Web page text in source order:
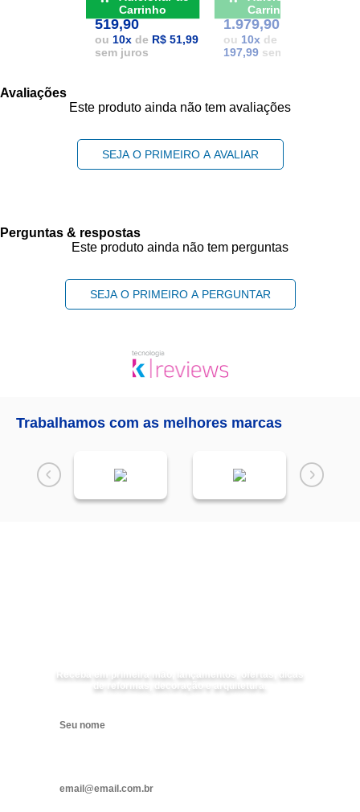
POR: R$
519,90
ou 10xde R$ 51,99
sem juros
Carrinho
POR: R$
1.979,90
ou 10x de
197,99sem juros
Carrinho
Avaliações
Este produto ainda não tem avaliações
SEJA O PRIMEIRO A AVALIAR
Perguntas & respostas
Este produto ainda não tem perguntas
SEJA O PRIMEIRO A PERGUNTAR
Trabalhamos com as melhores marcas
Receba em primeira mão, lançamentos, ofertas, dicas
de reformas, decoração e arquitetura.